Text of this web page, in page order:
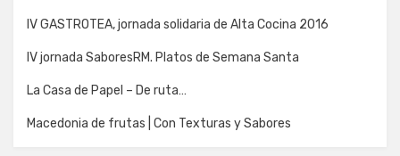
IV GASTROTEA, jornada solidaria de Alta Cocina 2016
IV jornada SaboresRM. Platos de Semana Santa
La Casa de Papel – De ruta…
Macedonia de frutas | Con Texturas y Sabores